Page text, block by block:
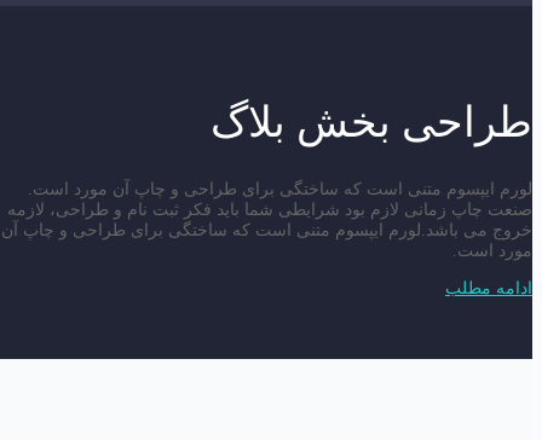
طراحی بخش بلاگ
لورم ایپسوم متنی است که ساختگی برای طراحی و چاپ آن مورد است.
صنعت چاپ زمانی لازم بود شرایطی شما باید فکر ثبت نام و طراحی، لازمه
خروج می باشد.لورم ایپسوم متنی است که ساختگی برای طراحی و چاپ آن
مورد است.
ادامه مطلب